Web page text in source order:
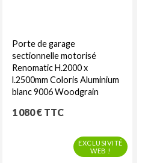
Porte de garage
sectionnelle motorisé
Renomatic H.2000 x
l.2500mm Coloris Aluminium
blanc 9006 Woodgrain
Prix
1 080 € TTC
EXCLUSIVITÉ
WEB !